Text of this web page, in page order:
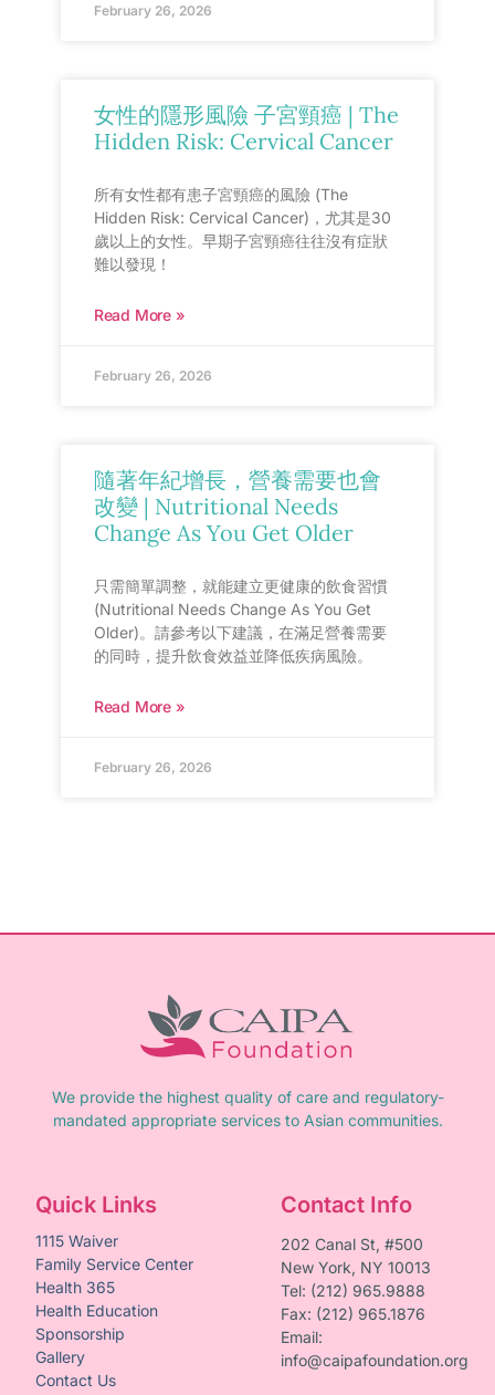
February 26, 2026
女性的隱形風險 子宮頸癌 | The
Hidden Risk: Cervical Cancer
所有女性都有患子宮頸癌的風險 (The
Hidden Risk: Cervical Cancer)，尤其是30
歲以上的女性。早期子宮頸癌往往沒有症狀
難以發現！
Read More »
February 26, 2026
隨著年紀增長，營養需要也會
改變 | Nutritional Needs
Change As You Get Older
只需簡單調整，就能建立更健康的飲食習慣
(Nutritional Needs Change As You Get
Older)。請參考以下建議，在滿足營養需要
的同時，提升飲食效益並降低疾病風險。
Read More »
February 26, 2026
We provide the highest quality of care and regulatory-
mandated appropriate services to Asian communities.
Quick Links
1115 Waiver
Family Service Center
Health 365
Health Education
Sponsorship
Gallery
Contact Us
Contact Info
202 Canal St, #500
New York, NY 10013
Tel: (212) 965.9888
Fax: (212) 965.1876
Email:
info@caipafoundation.org